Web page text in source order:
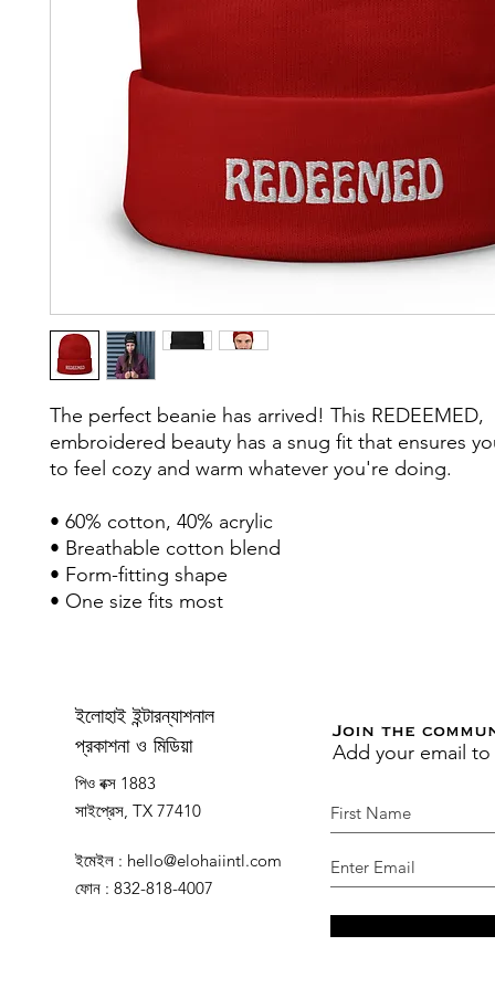
The perfect beanie has arrived! This REDEEMED,
embroidered beauty has a snug fit that ensures
to feel cozy and warm whatever you're doing.
• 60% cotton, 40% acrylic
• Breathable cotton blend
• Form-fitting shape
• One size fits most
ইলোহাই ইন্টারন্যাশনাল
প্রকাশনা ও মিডিয়া
পিও বক্স 1883
সাইপ্রেস, TX 77410
ইমেইল : hello@elohaiintl.com
ফোন : 832-818-4007
Join the
Add your email